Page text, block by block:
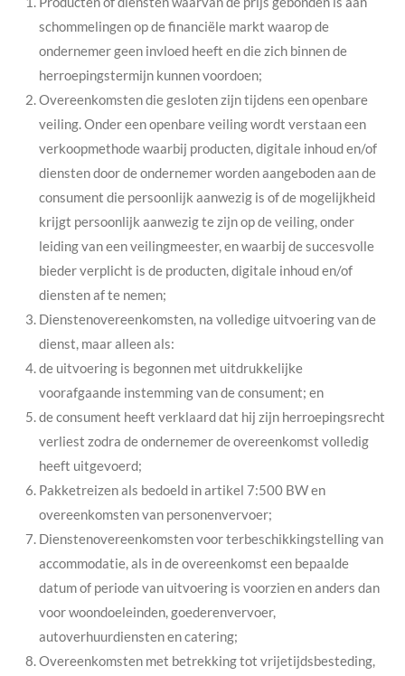
schommelingen op de financiële markt waarop de
ondernemer geen invloed heeft en die zich binnen de
herroepingstermijn kunnen voordoen;
Overeenkomsten die gesloten zijn tijdens een openbare
veiling. Onder een openbare veiling wordt verstaan een
verkoopmethode waarbij producten, digitale inhoud en/of
diensten door de ondernemer worden aangeboden aan de
consument die persoonlijk aanwezig is of de mogelijkheid
krijgt persoonlijk aanwezig te zijn op de veiling, onder
leiding van een veilingmeester, en waarbij de succesvolle
bieder verplicht is de producten, digitale inhoud en/of
diensten af te nemen;
Dienstenovereenkomsten, na volledige uitvoering van de
dienst, maar alleen als:
de uitvoering is begonnen met uitdrukkelijke
voorafgaande instemming van de consument; en
de consument heeft verklaard dat hij zijn herroepingsrecht
verliest zodra de ondernemer de overeenkomst volledig
heeft uitgevoerd;
Pakketreizen als bedoeld in artikel 7:500 BW en
overeenkomsten van personenvervoer;
Dienstenovereenkomsten voor terbeschikkingstelling van
accommodatie, als in de overeenkomst een bepaalde
datum of periode van uitvoering is voorzien en anders dan
voor woondoeleinden, goederenvervoer,
autoverhuurdiensten en catering;
Overeenkomsten met betrekking tot vrijetijdsbesteding,